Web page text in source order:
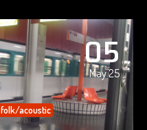
05
May 25
folk/acoustic